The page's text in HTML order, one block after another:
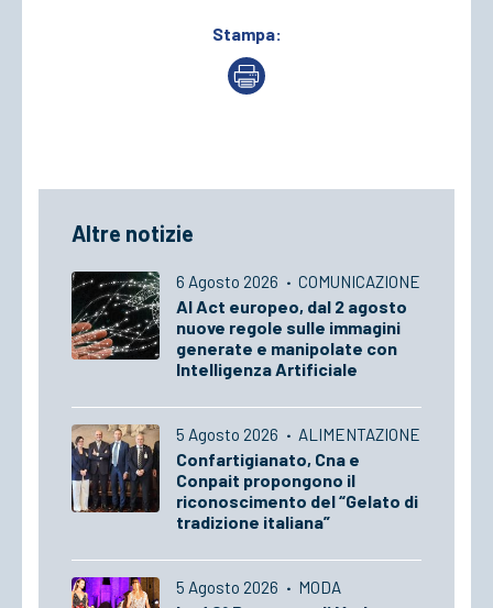
Stampa:
Altre notizie
6 Agosto 2026 · COMUNICAZIONE
AI Act europeo, dal 2 agosto
nuove regole sulle immagini
generate e manipolate con
Intelligenza Artificiale
5 Agosto 2026 · ALIMENTAZIONE
Confartigianato, Cna e
Conpait propongono il
riconoscimento del “Gelato di
tradizione italiana”
5 Agosto 2026 · MODA